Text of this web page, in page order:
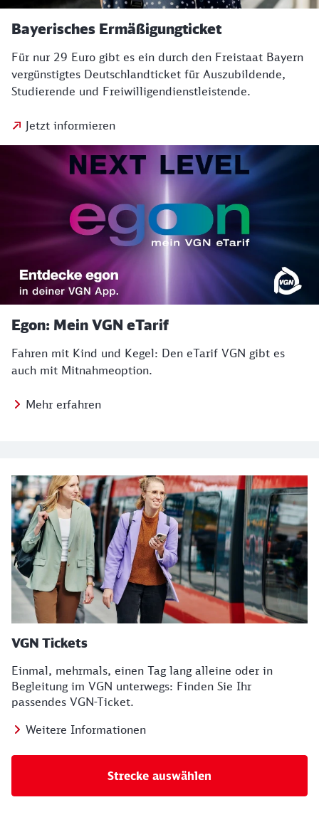
Bayerisches Ermäßigungticket
Für nur 29 Euro gibt es ein durch den Freistaat Bayern
vergünstigtes Deutschlandticket für Auszubildende,
Studierende und Freiwilligendienstleistende.
Jetzt informieren
Egon: Mein VGN eTarif
Fahren mit Kind und Kegel: Den eTarif VGN gibt es
auch mit Mitnahmeoption.
Mehr erfahren
VGN Tickets
Einmal, mehrmals, einen Tag lang alleine oder in
Begleitung im VGN unterwegs: Finden Sie Ihr
passendes VGN-Ticket.
Weitere Informationen
Strecke auswählen